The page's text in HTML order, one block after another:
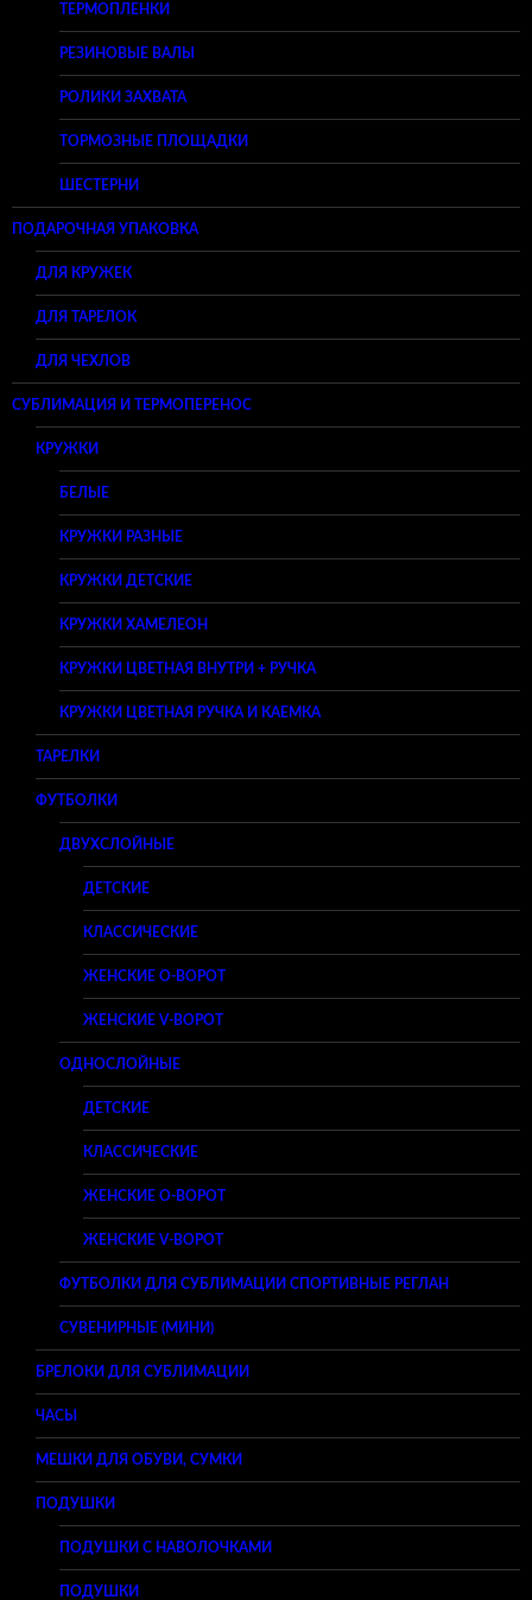
ТЕРМОПЛЕНКИ
РЕЗИНОВЫЕ ВАЛЫ
РОЛИКИ ЗАХВАТА
ТОРМОЗНЫЕ ПЛОЩАДКИ
ШЕСТЕРНИ
ПОДАРОЧНАЯ УПАКОВКА
ДЛЯ КРУЖЕК
ДЛЯ ТАРЕЛОК
ДЛЯ ЧЕХЛОВ
СУБЛИМАЦИЯ И ТЕРМОПЕРЕНОС
КРУЖКИ
БЕЛЫЕ
КРУЖКИ РАЗНЫЕ
КРУЖКИ ДЕТСКИЕ
КРУЖКИ ХАМЕЛЕОН
КРУЖКИ ЦВЕТНАЯ ВНУТРИ + РУЧКА
КРУЖКИ ЦВЕТНАЯ РУЧКА И КАЕМКА
ТАРЕЛКИ
ФУТБОЛКИ
ДВУХСЛОЙНЫЕ
ДЕТСКИЕ
КЛАССИЧЕСКИЕ
ЖЕНСКИЕ O-ВОРОТ
ЖЕНСКИЕ V-ВОРОТ
ОДНОСЛОЙНЫЕ
ДЕТСКИЕ
КЛАССИЧЕСКИЕ
ЖЕНСКИЕ O-ВОРОТ
ЖЕНСКИЕ V-ВОРОТ
ФУТБОЛКИ ДЛЯ СУБЛИМАЦИИ СПОРТИВНЫЕ РЕГЛАН
СУВЕНИРНЫЕ (МИНИ)
БРЕЛОКИ ДЛЯ СУБЛИМАЦИИ
ЧАСЫ
МЕШКИ ДЛЯ ОБУВИ, СУМКИ
ПОДУШКИ
ПОДУШКИ С НАВОЛОЧКАМИ
ПОДУШКИ